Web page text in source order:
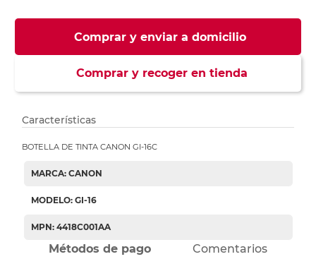
Comprar y enviar a domicilio
Comprar y recoger en tienda
Características
BOTELLA DE TINTA CANON GI-16C
MARCA: CANON
MODELO: GI-16
MPN: 4418C001AA
Métodos de pago Comentarios